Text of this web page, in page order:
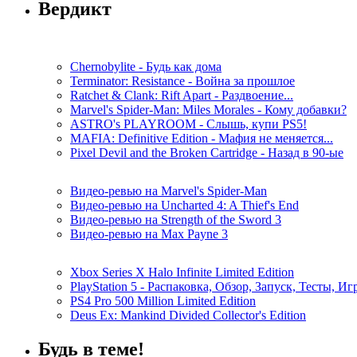
Вердикт
Chernobylite - Будь как дома
Terminator: Resistance - Война за прошлое
Ratchet & Clank: Rift Apart - Раздвоение...
Marvel's Spider-Man: Miles Morales - Кому добавки?
ASTRO's PLAYROOM - Слышь, купи PS5!
MAFIA: Definitive Edition - Мафия не меняется...
Pixel Devil and the Broken Cartridge - Назад в 90-ые
Видео-ревью на Marvel's Spider-Man
Видео-ревью на Uncharted 4: A Thief's End
Видео-ревью на Strength of the Sword 3
Видео-ревью на Max Payne 3
Xbox Series X Halo Infinite Limited Edition
PlayStation 5 - Распаковка, Обзор, Запуск, Тесты,
PS4 Pro 500 Million Limited Edition
Deus Ex: Mankind Divided Collector's Edition
Будь в теме!